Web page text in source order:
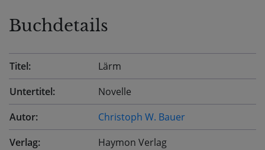
Buchdetails
Titel:
Lärm
Untertitel:
Novelle
Autor:
Christoph W. Bauer
Verlag:
Haymon Verlag